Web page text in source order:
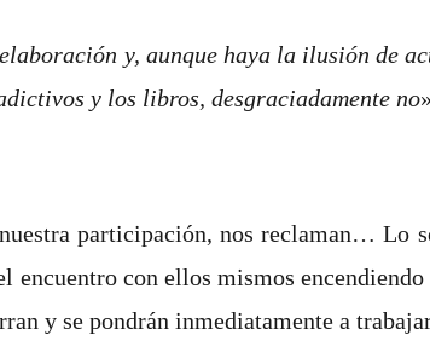
y, aunque haya la ilusión de
y los libros, desgraciadamente no
participación, nos reclaman… Lo
encuentro con ellos mismos
y se pondrán inmediatamente a